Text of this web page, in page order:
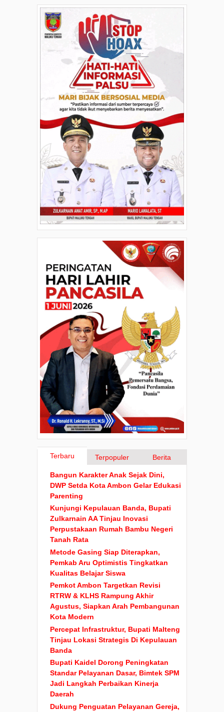
Terbaru Terpopuler Berita
Bangun Karakter Anak Sejak Dini,
DWP Setda Kota Ambon Gelar Edukasi
Parenting
Kunjungi Kepulauan Banda, Bupati
Zulkarnain AA Tinjau Inovasi
Perpustakaan Rumah Bambu Negeri
Tanah Rata
Metode Gasing Siap Diterapkan,
Pemkab Aru Optimistis Tingkatkan
Kualitas Belajar Siswa
Pemkot Ambon Targetkan Revisi
RTRW & KLHS Rampung Akhir
Agustus, Siapkan Arah Pembangunan
Kota Modern
Percepat Infrastruktur, Bupati Malteng
Tinjau Lokasi Strategis Di Kepulauan
Banda
Bupati Kaidel Dorong Peningkatan
Standar Pelayanan Dasar, Bimtek SPM
Jadi Langkah Perbaikan Kinerja
Daerah
Dukung Penguatan Pelayanan Gereja,